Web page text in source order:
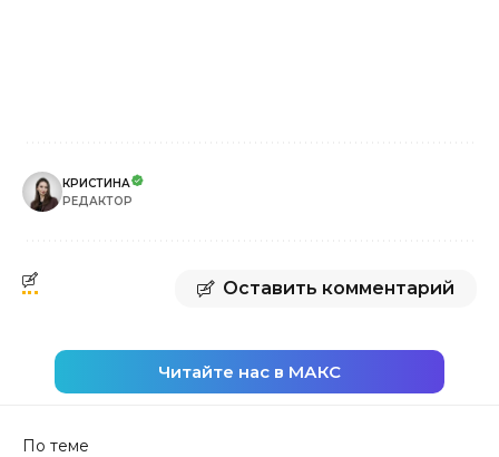
КРИСТИНА
РЕДАКТОР
Оставить комментарий
Читайте нас в МАКС
По теме